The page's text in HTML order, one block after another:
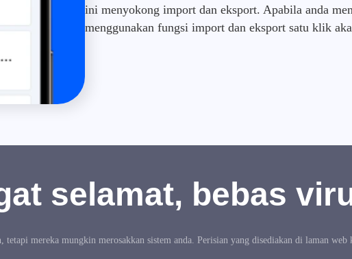
ini menyokong import dan eksport. Apabila anda
menggunakan fungsi import dan eksport satu klik
selamat, bebas
mereka mungkin merosakkan sistem anda. Perisian yang disediakan di laman